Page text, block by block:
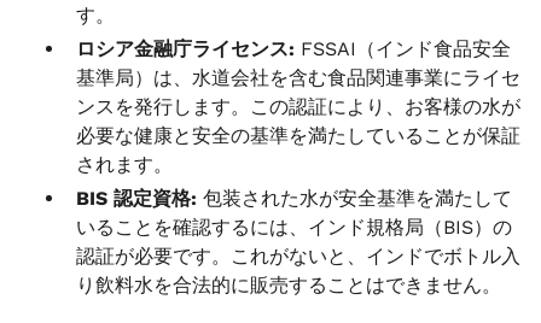
す。
ロシア金融庁ライセンス: FSSAI（インド食品安全
基準局）は、水道会社を含む食品関連事業にライセ
ンスを発行します。この認証により、お客様の水が
必要な健康と安全の基準を満たしていることが保証
されます。
BIS 認定資格: 包装された水が安全基準を満たして
いることを確認するには、インド規格局（BIS）の
認証が必要です。これがないと、インドでボトル入
り飲料水を合法的に販売することはできません。